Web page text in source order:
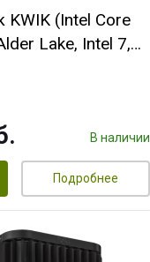
KWIK (Intel Core
Lake, Intel 7,
64 ГБ ОЗУ (2
В наличии
Подробнее